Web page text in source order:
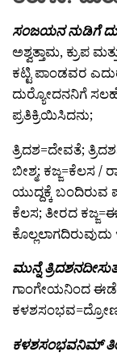
ಸಂಜಯನ ನುಡಿಗೆ
ಅಶ್ವತ್ತಾಮ, ಕ್ರುಪ
ಕಟ್ಟಿ ಪಾಂಡವರ
ದುರ್‍ಯೋದನನಿಗೆ
ಪ್ರತಿಕ್ರಿಯಿಸಿದನು;
ತ್ರಿದಶ=ದೇವತೆ;
ಬೀಶ್ಮ; ಕಜ್ಜ=ಕೆಲಸ /
ಯುದ್ದಕ್ಕೆ ಬಂದಿರುವ
ಕೆಲಸ; ತೀರದ
ಮುನ್ನೆ
ಗಾಂಗೇಯನಿಂದ
ಕಳಶಸಂಭವನಿಮ್